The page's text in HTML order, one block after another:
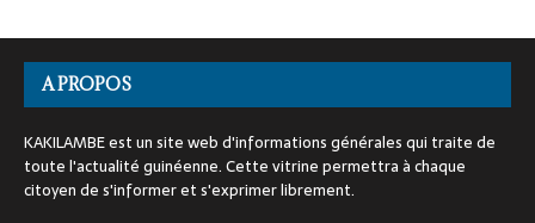
A PROPOS
KAKILAMBE est un site web d'informations générales qui traite de
toute l'actualité guinéenne. Cette vitrine permettra à chaque
citoyen de s'informer et s'exprimer librement.